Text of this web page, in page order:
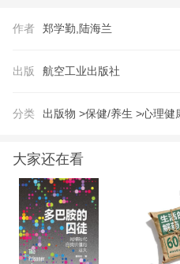
和心理测试篇，融学生感
位的指导意义。 本书可作为高等院校大学生心理健
考用书和大学生自我调节
任副主编。
作者 郑学勤,陆海兰
出版 航空工业出版社
分类 出版物 >保健/养生 >心理健
大家还在看